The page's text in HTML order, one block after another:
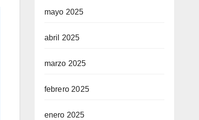
mayo 2025
abril 2025
marzo 2025
febrero 2025
enero 2025